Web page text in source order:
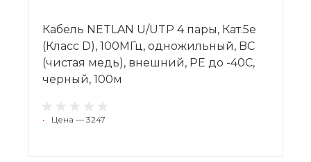
Кабель NETLAN U/UTP 4 пары, Кат.5e
(Класс D), 100МГц, одножильный, BC
(чистая медь), внешний, PE до -40C,
черный, 100м
• Цена — 3247